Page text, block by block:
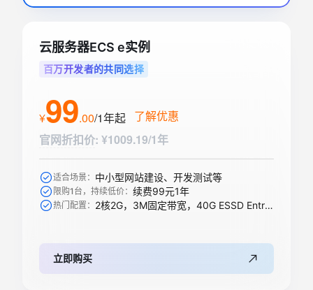
云服务器ECS e实例
百万开发者的共同选择
¥99.00/1年起 了解优惠
官网折扣价: ¥1009.19/1年
适合场景： 中小型网站建设、开发测试等
限购1台，持续低价： 续费99元1年
热门配置： 2核2G，3M固定带宽，40G ESSD Entry盘
立即购买